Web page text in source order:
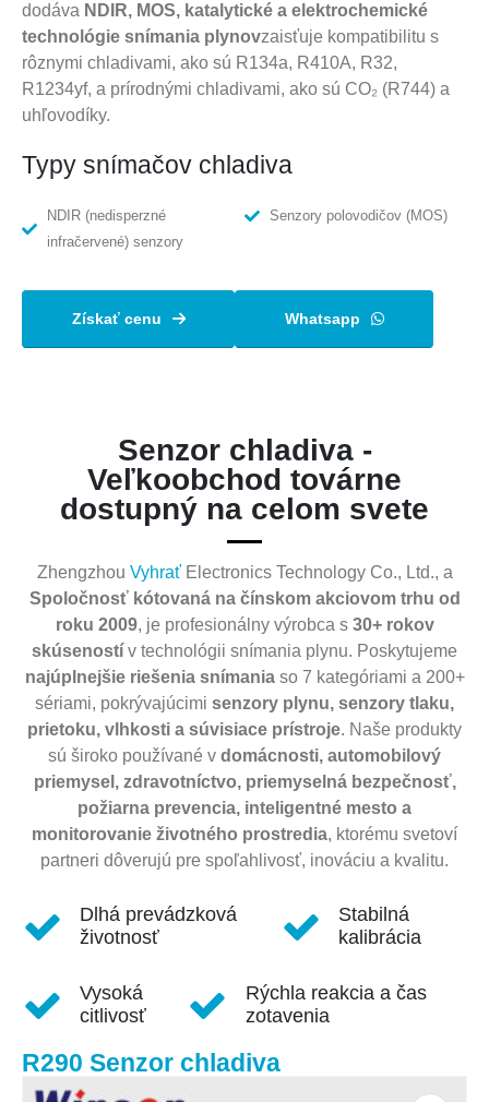
dodáva NDIR, MOS, katalytické a elektrochemické
technológie snímania plynovzaisťuje kompatibilitu s
rôznymi chladivami, ako sú R134a, R410A, R32,
R1234yf, a prírodnými chladivami, ako sú CO₂ (R744) a
uhľovodíky.
Typy snímačov chladiva
NDIR (nedisperzné
infračervené) senzory
Senzory polovodičov (MOS)
Získať cenu Whatsapp
Senzor chladiva -
Veľkoobchod továrne
dostupný na celom svete
Zhengzhou VyhraťElectronics Technology Co., Ltd., a
Spoločnosť kótovaná na čínskom akciovom trhu od
roku 2009, je profesionálny výrobca s 30+ rokov
skúseností v technológii snímania plynu. Poskytujeme
najúplnejšie riešenia snímaniaso 7 kategóriami a 200+
sériami, pokrývajúcimi senzory plynu, senzory tlaku,
prietoku, vlhkosti a súvisiace prístroje. Naše produkty
sú široko používané v domácnosti, automobilový
priemysel, zdravotníctvo, priemyselná bezpečnosť,
požiarna prevencia, inteligentné mesto a
monitorovanie životného prostredia, ktorému svetoví
partneri dôverujú pre spoľahlivosť, inováciu a kvalitu.
Dlhá prevádzková
životnosť
Stabilná
kalibrácia
Vysoká
citlivosť
Rýchla reakcia a čas
zotavenia
R290 Senzor chladiva